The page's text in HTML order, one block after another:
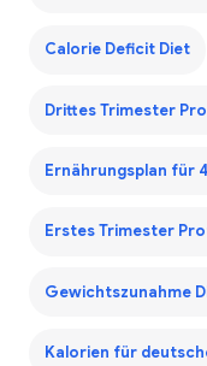
Calorie Deficit Diet
Drittes Trimester
Ernährungsplan für
Erstes Trimester
Gewichtszunahme
Kalorien für